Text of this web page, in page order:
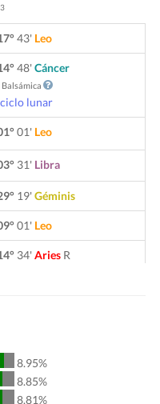
43' Leo
48'Cáncer
Balsámica
lunar
01' Leo
31' Libra
19'Géminis
01' Leo
34'Aries R
50'Tauro
8.95%
8.85%
8.81%